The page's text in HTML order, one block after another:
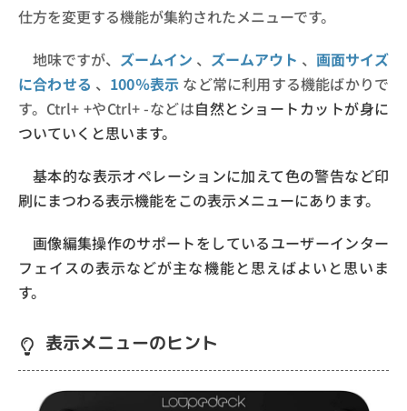
仕方を変更する機能が集約されたメニューです。
地味ですが、 ズームイン 、 ズームアウト 、 画面サイズ
に合わせる 、 100％表示 など常に利用する機能ばかりで
す。Ctrl+ +やCtrl+ -などは自然とショートカットが身に
ついていくと思います。
基本的な表示オペレーションに加えて色の警告など印
刷にまつわる表示機能をこの表示メニューにあります。
画像編集操作のサポートをしているユーザーインター
フェイスの表示などが主な機能と思えばよいと思いま
す。
表示メニューのヒント